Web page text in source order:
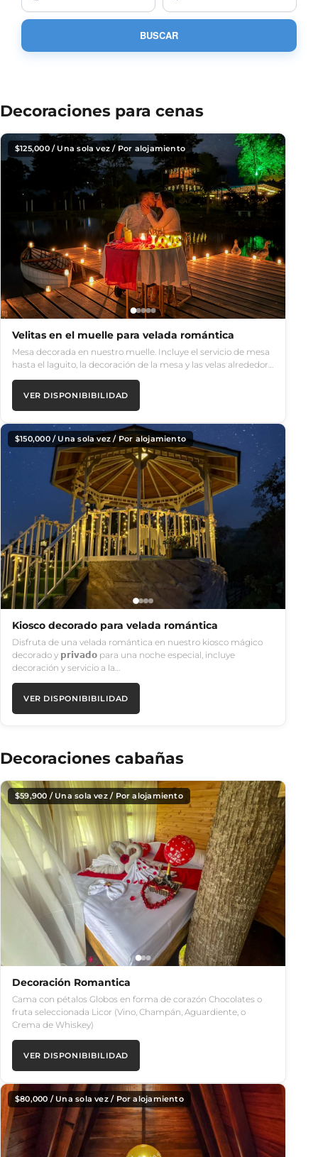
Decoraciones para cenas
$125,000/ Una sola vez / Por alojamiento
Velitas en el muelle para velada romántica
Mesa decorada en nuestro muelle. Incluye el servicio de mesa
hasta el laguito, la decoración de la mesa y las velas alrededor…
VER DISPONIBIBILIDAD
$150,000/ Una sola vez / Por alojamiento
Kiosco decorado para velada romántica
Disfruta de una velada romántica en nuestro kiosco mágico
decorado y 𝗽𝗿𝗶𝘃𝗮𝗱𝗼 para una noche especial, incluye
decoración y servicio a la…
VER DISPONIBIBILIDAD
Decoraciones cabañas
$59,900 / Una sola vez / Por alojamiento
Decoración Romantica
Cama con pétalos Globos en forma de corazón Chocolates o
fruta seleccionada Licor (Vino, Champán, Aguardiente, o
Crema de Whiskey)
VER DISPONIBIBILIDAD
$80,000 / Una sola vez / Por alojamiento